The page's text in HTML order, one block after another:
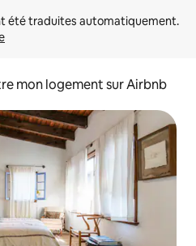
mon logement sur Airbnb